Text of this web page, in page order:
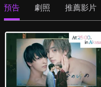
預告 劇照 推薦影片